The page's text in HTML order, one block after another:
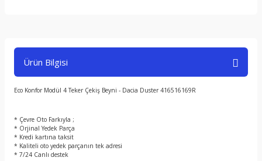
Ürün Bilgisi
Eco Konfor Modül 4 Teker Çekiş Beyni - Dacia Duster 416516169R
* Çevre Oto Farkıyla ;
* Orjinal Yedek Parça
* Kredi kartına taksit
* Kaliteli oto yedek parçanın tek adresi
* 7/24 Canlı destek